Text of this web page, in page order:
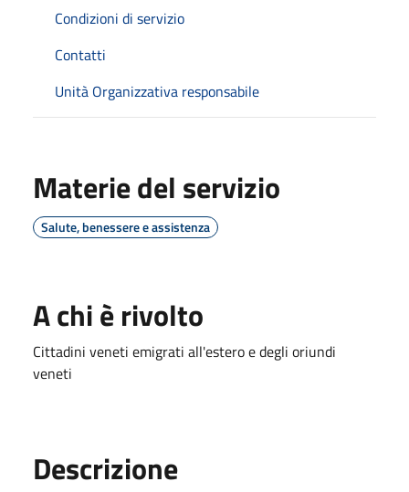
Condizioni di servizio
Contatti
Unità Organizzativa responsabile
Materie del servizio
Salute, benessere e assistenza
A chi è rivolto
Cittadini veneti emigrati all'estero e degli oriundi
veneti
Descrizione